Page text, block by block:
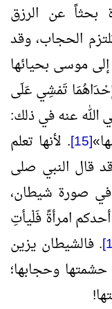
بحثاً عن الرزق
الحجاب، وقد
موسى بحيائها
تَمْشِي عَلَى
عنه في ذلك:
»
[15]
. لأنها تعلم
قال النبي صلى
في صورة شيطان،
امرأةً فَلْيأتِ
. فالشيطان يزين
وحجابها؛